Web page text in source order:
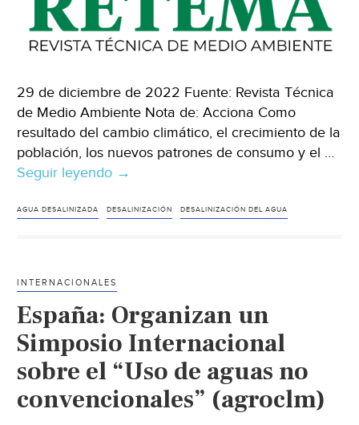
29 de diciembre de 2022 Fuente: Revista Técnica
de Medio Ambiente Nota de: Acciona Como
resultado del cambio climático, el crecimiento de la
población, los nuevos patrones de consumo y el …
Seguir leyendo Mundo-
pionera
integrada
y
sostenible
de
agua,
energía
→
AGUA DESALINIZADA DESALINIZACIÓN DESALINIZACIÓN DEL AGUA
INTERNACIONALES
España: Organizan un
Simposio Internacional
sobre el “Uso de aguas no
convencionales” (agroclm)